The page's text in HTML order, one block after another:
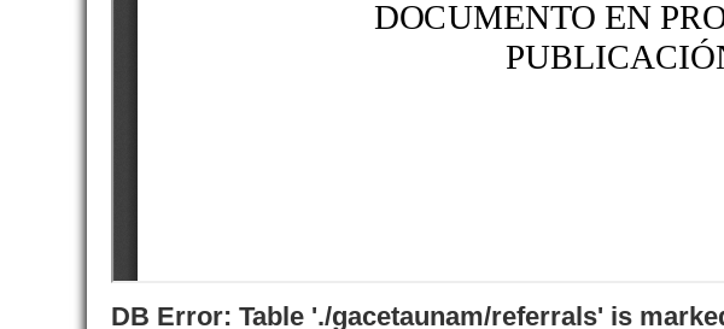
DB Error: Table './gacetaunam/referrals' is